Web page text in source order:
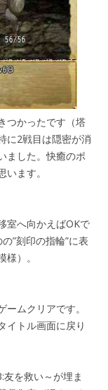
つかったです（塔
に2戦目は隠密が消
ました。快癒のポ
ます。
室へ向かえばOKで
”刻印の指輪”に表
）。
ムクリアです。
イトル画面に戻り
を救い～が埋ま